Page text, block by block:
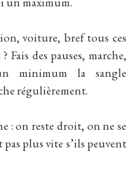
voiture, bref tous ces
des pauses, marche,
minimum la sangle
régulièrement.
: on reste droit, on ne se
pas plus vite s’ils peuvent